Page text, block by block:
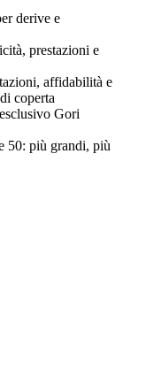
derive e
prestazioni e
affidabilità e
coperta
Gori
50: più grandi, più